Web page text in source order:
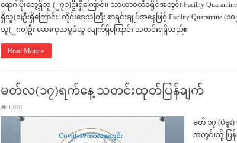
ရောဂါပိုးတွေ့ရှိသူ (၂၇၁)ဦးရှိကြောင်း၊ သာယာဝတီခရိုင်အတွင်း Facility Quarantine
ရှိသူ(၁)ဦးရှိကြောင်း၊ တိုင်းဒေသကြီး စာရင်းချုပ်အနေဖြင့် Facility Quarantine (၁
သူ(၂၈၀)ဦး ဆေးကုသမှုခံယူ လျက်ရှိကြောင်း သတင်းရရှိသည်။
Read More »
မတ်လ(၁၇)ရက်နေ့ သတင်းထုတ်ပြန်ချက်
1,030
မတ် ၁၇ (ပဲခူး)
အတွင်းသို့ ပြ